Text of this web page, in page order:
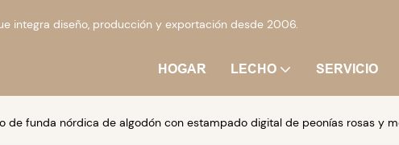
integra diseño, producción y exportación desde 2006.
HOGAR LECHO SERVICIO
de funda nórdica de algodón con estampado digital de peonías rosas y